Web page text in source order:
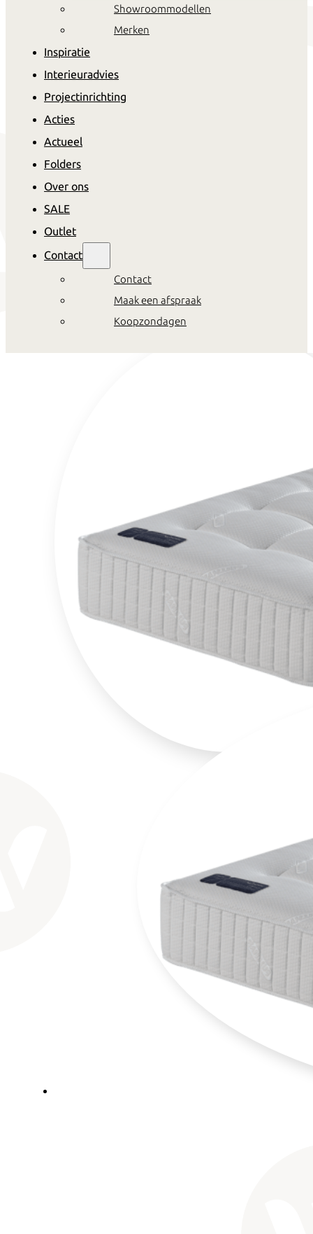
Showroommodellen
Merken
Inspiratie
Interieuradvies
Projectinrichting
Acties
Actueel
Folders
Over ons
SALE
Outlet
Contact
Contact
Maak een afspraak
Koopzondagen